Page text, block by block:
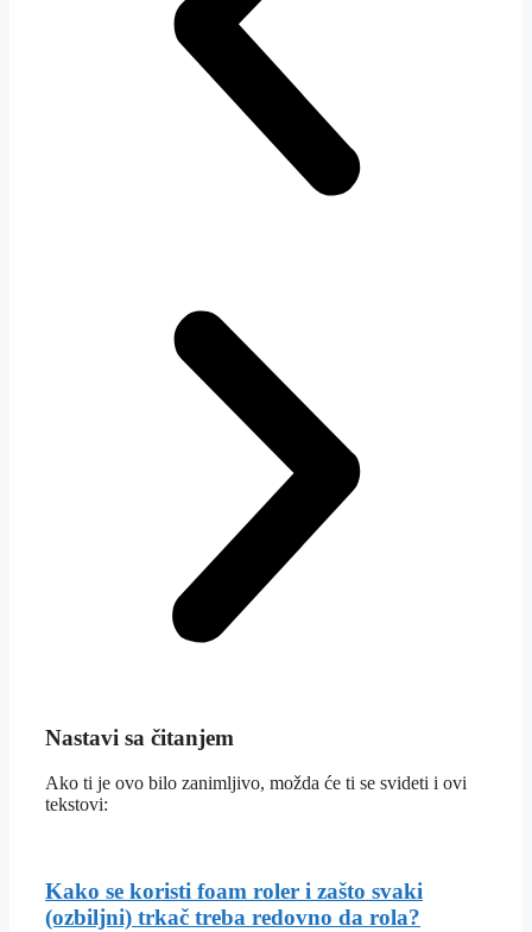
Nastavi sa čitanjem
Ako ti je ovo bilo zanimljivo, možda će ti se svideti i ovi
tekstovi:
Kako se koristi foam roler i zašto svaki
(ozbiljni) trkač treba redovno da rola?